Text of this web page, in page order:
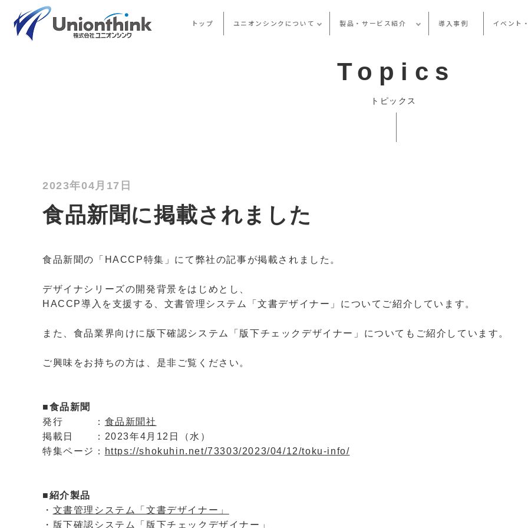
トップ ユニオンシンクについて 製品・サービス紹介 導入事例 イベント
Topics
トピックス
2023年04月17日
食品新聞に掲載されました
食品新聞の「HACCP特集」にて弊社の記事が掲載されました。
デザイナシリーズの開発背景をはじめとし、
HACCP導入を支援する、文書管理システム「文書デザイナー」についてご紹介しています。
また、食品業界向けに版下確認システム「版下チェックデザイナー」についてもご紹介しています。
ご興味をお持ちの方は、是非ご覧ください。
■食品新聞
発行 ： 食品新聞社
掲載日 ：2023年4月12日（水）
特集ページ：
https://shokuhin.net/73303/2023/04/12/toku-info/
■紹介製品
・ 文書管理システム「文書デザイナー」
・ 版下確認システム「版下チェックデザイナー」